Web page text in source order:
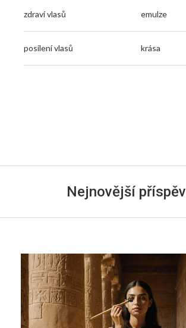
zdraví vlasů emulze
posílení vlasů krása
Nejnovější